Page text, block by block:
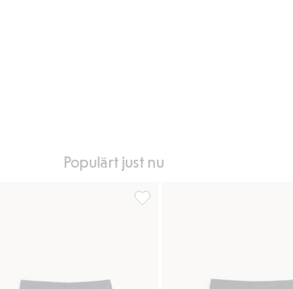
Populärt just nu